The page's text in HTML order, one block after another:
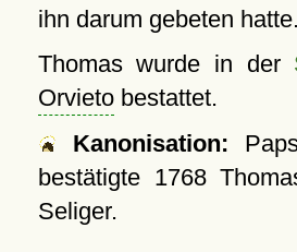
ihn darum gebeten hatte.
Thomas wurde in der
Orvietobestattet.
Kanonisation:
bestätigte 1768
Seliger.